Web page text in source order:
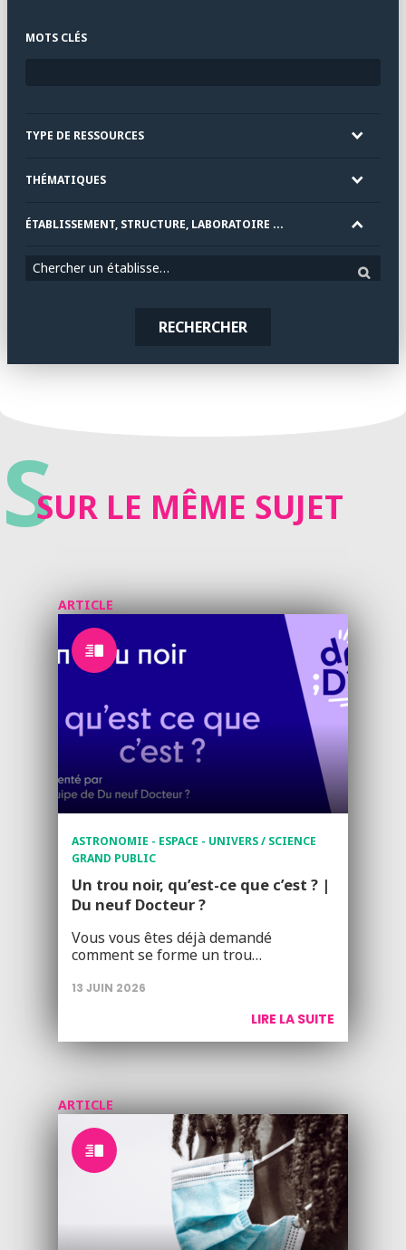
MOTS CLÉS
TYPE DE RESSOURCES
THÉMATIQUES
ÉTABLISSEMENT, STRUCTURE, LABORATOIRE ...
Chercher un établissement
RECHERCHER
SSUR LE MÊME SUJET
ARTICLE
ASTRONOMIE - ESPACE - UNIVERS / SCIENCE
GRAND PUBLIC
Un trou noir, qu’est-ce que c’est ? |
Du neuf Docteur ?
Vous vous êtes déjà demandé
comment se forme un trou…
13 JUIN 2026
LIRE LA SUITE
ARTICLE